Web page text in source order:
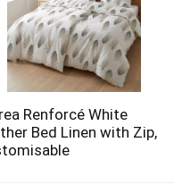
Renforcé White
Bed Linen with Zip,